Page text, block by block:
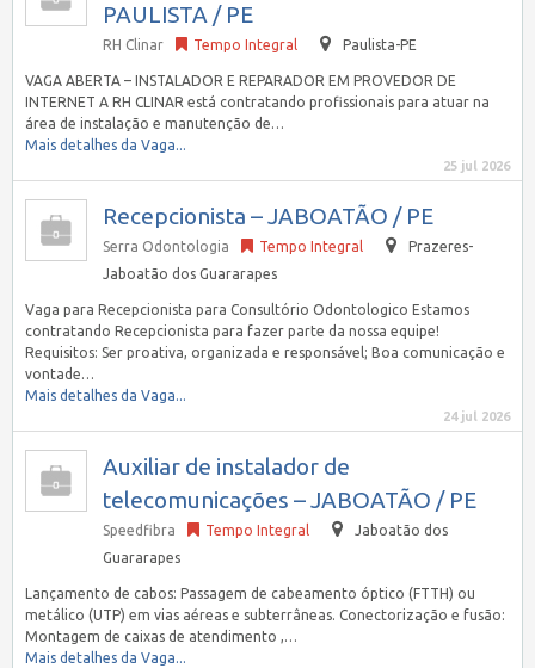
PAULISTA / PE
RH Clinar Tempo Integral Paulista-PE
VAGA ABERTA – INSTALADOR E REPARADOR EM PROVEDOR DE
INTERNET A RH CLINAR está contratando profissionais para atuar na
área de instalação e manutenção de…
Mais detalhes da Vaga...
25 jul 2026
Recepcionista – JABOATÃO / PE
Serra Odontologia Tempo Integral
Prazeres-
Jaboatão dos Guararapes
Vaga para Recepcionista para Consultório Odontologico Estamos
contratando Recepcionista para fazer parte da nossa equipe!
Requisitos: Ser proativa, organizada e responsável; Boa comunicação e
vontade…
Mais detalhes da Vaga...
24 jul 2026
Auxiliar de instalador de
telecomunicações – JABOATÃO / PE
Speedfibra Tempo Integral
Jaboatão dos
Guararapes
Lançamento de cabos: Passagem de cabeamento óptico (FTTH) ou
metálico (UTP) em vias aéreas e subterrâneas. Conectorização e fusão:
Montagem de caixas de atendimento ,…
Mais detalhes da Vaga...